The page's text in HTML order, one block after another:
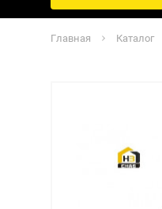
Главная Каталог